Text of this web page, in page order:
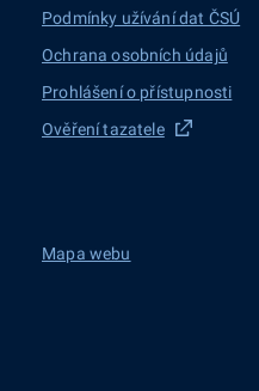
Podmínky užívání dat ČSÚ
Ochrana osobních údajů
Prohlášení o přístupnosti
Ověření tazatele
Mapa webu